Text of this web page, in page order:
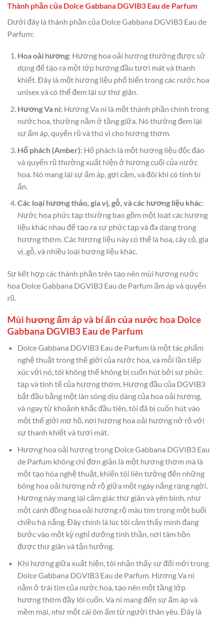
Thành phần của Dolce Gabbana DGVIB3 Eau de Parfum
Dưới đây là thành phần của Dolce Gabbana DGVIB3 Eau de
Parfum:
Hoa oải hương: Hương hoa oải hương thường được sử
dụng để tạo ra một lớp hương đầu tươi mát và thanh
khiết. Đây là một hương liệu phổ biến trong các nước hoa
unisex và có thể đem lại sự thư giãn.
Hương Va ni: Hương Va ni là một thành phần chính trong
nước hoa, thường nằm ở tầng giữa. Nó thường đem lại
sự ấm áp, quyến rũ và thú vị cho hương thơm.
Hổ phách (Amber): Hổ phách là một hương liệu độc đáo
và quyến rũ thường xuất hiện ở hương cuối của nước
hoa. Nó mang lại sự ấm áp, gợi cảm, và đôi khi có tính bí
ẩn.
Các loại hương thảo, gia vị, gỗ, và các hương liệu khác:
Nước hoa phức tạp thường bao gồm một loạt các hương
liệu khác nhau để tạo ra sự phức tạp và đa dạng trong
hương thơm. Các hương liệu này có thể là hoa, cây cỏ, gia
vị, gỗ, và nhiều loại hương liệu khác.
Sự kết hợp các thành phần trên tạo nên mùi hương nước
hoa Dolce Gabbana DGVIB3 Eau de Parfum ấm áp và quyến
rũ.
Mùi hương ấm áp và bí ẩn của nước hoa Dolce
Gabbana DGVIB3 Eau de Parfum
Dolce Gabbana DGVIB3 Eau de Parfum là một tác phẩm
nghệ thuật trong thế giới của nước hoa, và mỗi lần tiếp
xúc với nó, tôi không thể không bị cuốn hút bởi sự phức
tạp và tinh tế của hương thơm. Hương đầu của DGVIB3
bắt đầu bằng một làn sóng dịu dàng của hoa oải hương,
và ngay từ khoảnh khắc đầu tiên, tôi đã bị cuốn hút vào
một thế giới mơ hồ, nơi hương hoa oải hương nở rộ với
sự thanh khiết và tươi mát.
Hương hoa oải hương trong Dolce Gabbana DGVIB3 Eau
de Parfum không chỉ đơn giản là một hương thơm mà là
một tạo hóa nghệ thuật, khiến tôi liên tưởng đến những
bông hoa oải hương nở rộ giữa một ngày nắng rạng ngời.
Hương này mang lại cảm giác thư giãn và yên bình, như
một cánh đồng hoa oải hương rộ màu tím trong một buổi
chiều hạ nắng. Đây chính là lúc tôi cảm thấy mình đang
bước vào một kỳ nghỉ dưỡng tinh thần, nơi tâm hồn
được thư giãn và tận hưởng.
Khi hương giữa xuất hiện, tôi nhận thấy sự đổi mới trong
Dolce Gabbana DGVIB3 Eau de Parfum. Hương Va ni
nằm ở trái tim của nước hoa, tạo nên một tầng lớp
hương thơm đầy lôi cuốn. Va ni mang đến sự ấm áp và
mềm mại, như một cái ôm ấm từ người thân yêu. Đây là